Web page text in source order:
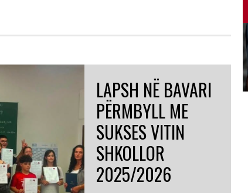
LAPSH NË BAVARI
PËRMBYLL ME
SUKSES VITIN
SHKOLLOR
2025/2026